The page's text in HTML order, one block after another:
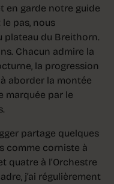
en garde notre guide
pas, nous
plateau du Breithorn.
Chacun admire la
la progression
aborder la montée
marquée par le
partage quelques
comme corniste à
quatre à l’Orchestre
j’ai régulièrement